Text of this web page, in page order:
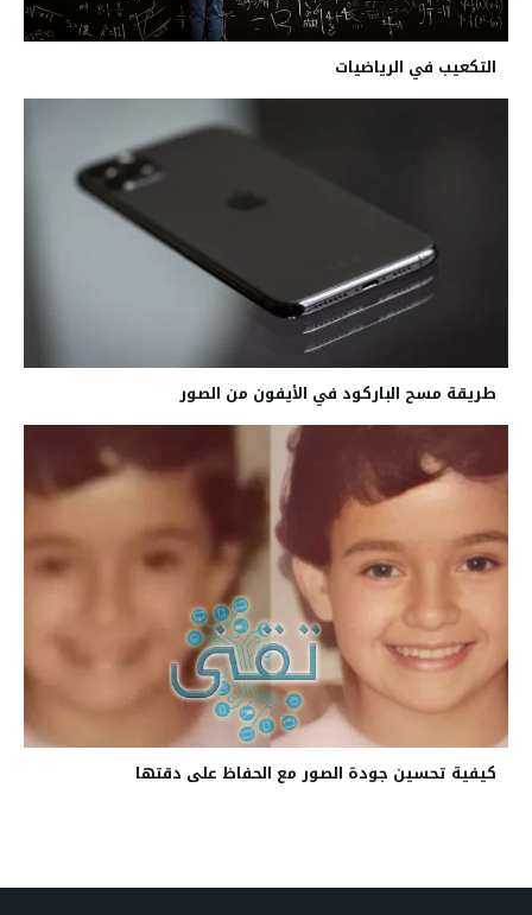
التكعيب في الرياضيات
طريقة مسح الباركود في الأيفون من الصور
كيفية تحسين جودة الصور مع الحفاظ على دقتها